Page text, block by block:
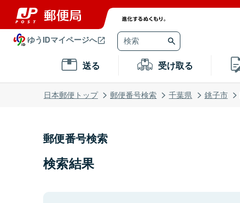
ゆうIDマイページへ
送る 受け取る
日本郵便トップ 郵便番号検索 千葉県 銚子市
郵便番号検索
検索結果